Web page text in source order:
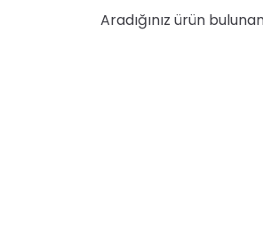
Aradığınız ürün